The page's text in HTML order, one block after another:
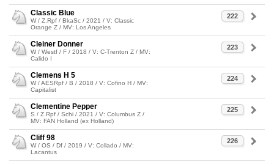
222
Classic Blue
W / Z.Rpf / BkaSc / 2021 / V: Classic
Orange Z / MV: Los Angeles
223
Cleiner Donner
W / Westf / F / 2018 / V: C-Trenton Z / MV:
Calido I
224
Clemens H 5
W / AESRpf / B / 2018 / V: Cofino H / MV:
Capitalist
225
Clementine Pepper
S / Z.Rpf / Schi / 2021 / V: Columbus Z /
MV: FAN Holland (ex Holland)
226
Cliff 98
W / OS / Df / 2019 / V: Collado / MV:
Lacantus